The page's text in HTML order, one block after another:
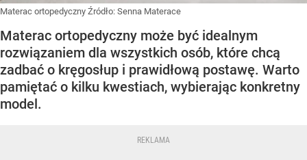
Materac ortopedyczny Źródło: Senna Materace
Materac ortopedyczny może być idealnym
rozwiązaniem dla wszystkich osób, które chcą
zadbać o kręgosłup i prawidłową postawę. Warto
pamiętać o kilku kwestiach, wybierając konkretny
model.